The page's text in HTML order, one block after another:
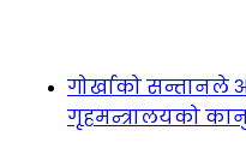
गोर्खाको सन्तानले
गृहमन्त्रालयको